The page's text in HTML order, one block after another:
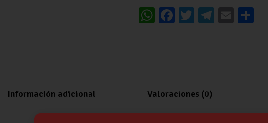
W
p
p
Fa
k
T
Te E
Información adicional Valoraciones (0)